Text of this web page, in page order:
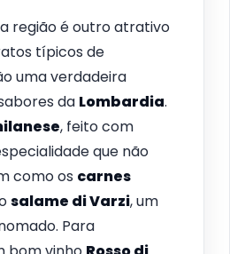
região é outro atrativo
típicos de
uma verdadeira
da Lombardia.
, feito com
que não
como os carnes
salame di Varzi, um
Para